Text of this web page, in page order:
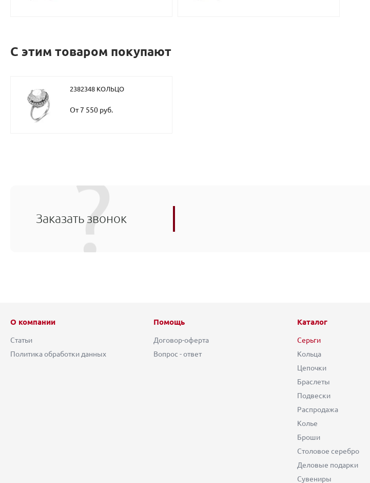
С этим товаром покупают
2382348 КОЛЬЦО
От 7 550 руб.
Заказать звонок
О компании
Статьи
Политика обработки данных
Помощь
Договор-оферта
Вопрос - ответ
Каталог
Серьги
Кольца
Цепочки
Браслеты
Подвески
Распродажа
Колье
Броши
Столовое серебро
Деловые подарки
Сувениры